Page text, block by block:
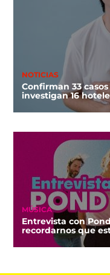
NOTICIAS
Confirman 33
investigan 16
MÚSICA
Entrevista con
recordarnos que